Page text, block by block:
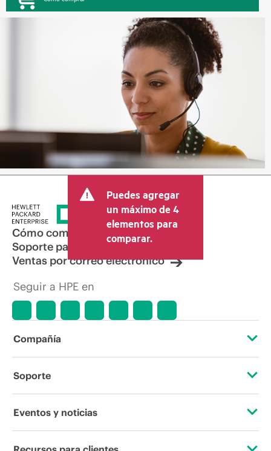
Puedes agregar
un máximo de 4
elementos para
comparar.
Cómo comprar
Soporte para productos
Ventas por correo electrónico
Seguir a HPE en
Compañía
Acerca de HPE
Soporte
Servicios de soporte operativo
Eventos y noticias
Eventos